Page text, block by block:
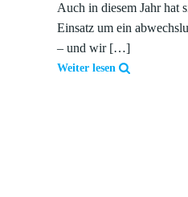
Auch in diesem Jahr hat
Einsatz um ein
– und wir […]
Weiter lesen